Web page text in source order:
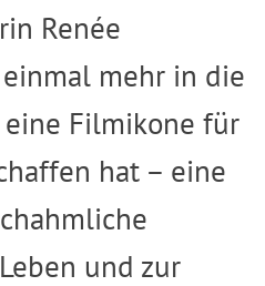
Renée
mehr in die
Filmikone für
hat – eine
und zur